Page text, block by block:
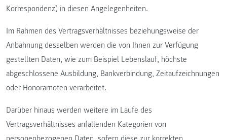
Korrespondenz) in diesen Angelegenheiten.
Im Rahmen des Vertragsverhältnisses beziehungsweise der
Anbahnung desselben werden die von Ihnen zur Verfügung
gestellten Daten, wie zum Beispiel Lebenslauf, höchste
abgeschlossene Ausbildung, Bankverbindung, Zeitaufzeichnungen
oder Honorarnoten verarbeitet.
Darüber hinaus werden weitere im Laufe des
Vertragsverhältnisses anfallenden Kategorien von